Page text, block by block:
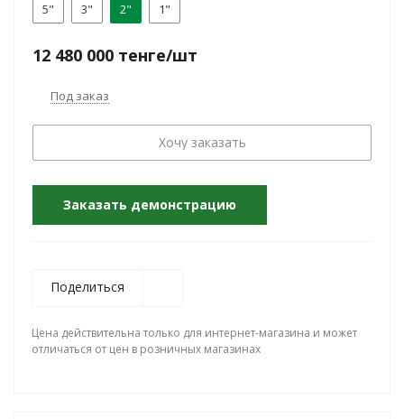
5" 3" 2" 1"
12 480 000 тенге/шт
Под заказ
Хочу заказать
Заказать демонстрацию
Поделиться
Цена действительна только для интернет-магазина и может
отличаться от цен в розничных магазинах